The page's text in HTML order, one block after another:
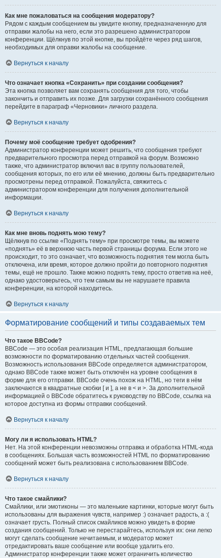
Как мне пожаловаться на сообщения модератору?
Рядом с каждым сообщением вы увидите кнопку, предназначенную для
отправки жалобы на него, если это разрешено администратором
конференции. Щёлкнув по этой кнопке, вы пройдёте через ряд шагов,
необходимых для оправки жалобы на сообщение.
Вернуться к началу
Что означает кнопка «Сохранить» при создании сообщения?
Эта кнопка позволяет вам сохранять сообщения для того, чтобы
закончить и отправить их позже. Для загрузки сохранённого сообщения
перейдите в параграф «Черновики» личного раздела.
Вернуться к началу
Почему моё сообщение требует одобрения?
Администратор конференции может решить, что сообщения требуют
предварительного просмотра перед отправкой на форум. Возможно
также, что администратор включил вас в группу пользователей,
сообщения которых, по его или её мнению, должны быть предварительно
просмотрены перед отправкой. Пожалуйста, свяжитесь с
администратором конференции для получения дополнительной
информации.
Вернуться к началу
Как мне вновь поднять мою тему?
Щёлкнув по ссылке «Поднять тему» при просмотре темы, вы можете
«поднять» её в верхнюю часть первой страницы форума. Если этого не
происходит, то это означает, что возможность поднятия тем могла быть
отключена, или время, которое должно пройти до повторного поднятия
темы, ещё не прошло. Также можно поднять тему, просто ответив на неё,
однако удостоверьтесь, что тем самым вы не нарушаете правила
конференции, на которой находитесь.
Вернуться к началу
Форматирование сообщений и типы создаваемых тем
Что такое BBCode?
BBCode — это особая реализация HTML, предлагающая большие
возможности по форматированию отдельных частей сообщения.
Возможность использования BBCode определяется администратором,
однако BBCode также может быть отключён на уровне сообщения в
форме для его отправки. BBCode очень похож на HTML, но теги в нём
заключаются в квадратные скобки [ и ], а не в < и >. За дополнительной
информацией о BBCode обратитесь к руководству по BBCode, ссылка на
которое доступна из формы отправки сообщений.
Вернуться к началу
Могу ли я использовать HTML?
Нет. На этой конференции невозможны отправка и обработка HTML-кода
в сообщениях. Большая часть возможностей HTML по форматированию
сообщений может быть реализована с использованием BBCode.
Вернуться к началу
Что такое смайлики?
Смайлики, или эмотиконы — это маленькие картинки, которые могут быть
использованы для выражения чувств, например :) означает радость, а :(
означает грусть. Полный список смайликов можно увидеть в форме
создания сообщений. Только не перестарайтесь, используя их: они легко
могут сделать сообщение нечитаемым, и модератор может
отредактировать ваше сообщение или вообще удалить его.
Администратор конференции также может ограничить количество